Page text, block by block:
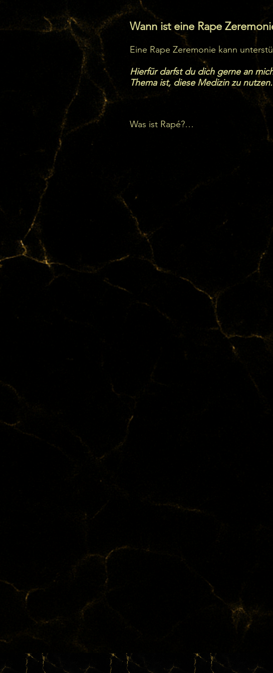
Wann ist eine Rape
Eine Rape Zeremonie kann
Hierfür darfst du dich gerne an
Thema ist, diese Medizin zu nutzen.
Was ist Rapé?
•  Zusammensetzung: Die Basis
„Mapacho“ genannt), der deutlich
unterschiedliche Kräuter,
•  Anwendung: Rapé wird nicht
Nasenlöcher geblasen. Das
•  Wirkung: Viele Anwender
einer starken körperlichen
befreiend verstanden.
•  Spirituelle Bedeutung: In den
profanen Sinn konsumiert,
fokussieren, negative Energien zu
•  Heilende Aspekte: Neben der
zugeschrieben – zum Beispiel die